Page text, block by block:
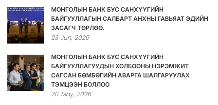
МОНГОЛЫН БАНК БУС САНХҮҮГИЙН
БАЙГУУЛЛАГЫН САЛБАРТ АНХНЫ ГАВЬЯАТ ЭДИЙН
ЗАСАГЧ ТӨРЛӨӨ.
23 Jun, 2026
МОНГОЛЫН БАНК БУС САНХҮҮГИЙН
БАЙГУУЛЛАГУУДЫН ХОЛБООНЫ НЭРЭМЖИТ
САГСАН БӨМБӨГИЙН АВАРГА ШАЛГАРУУЛАХ
ТЭМЦЭЭН БОЛЛОО
20 May, 2026